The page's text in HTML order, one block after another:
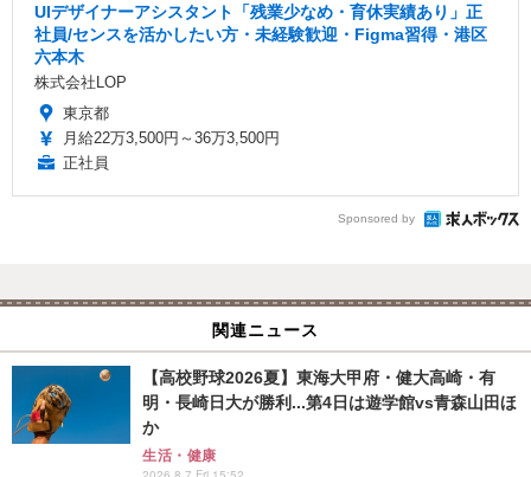
UIデザイナーアシスタント「残業少なめ・育休実績あり」正
社員/センスを活かしたい方・未経験歓迎・Figma習得・港区
六本木
株式会社LOP
東京都
月給22万3,500円～36万3,500円
正社員
Sponsored by
関連ニュース
【高校野球2026夏】東海大甲府・健大高崎・有
明・長崎日大が勝利...第4日は遊学館vs青森山田ほ
か
生活・健康